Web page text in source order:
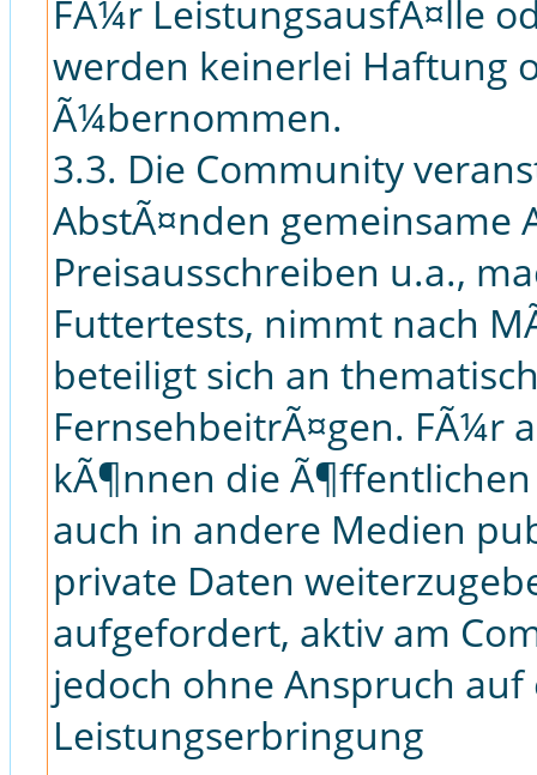
FÃ¼r LeistungsausfÃ¤lle
werden keinerlei Haftung
Ã¼bernommen.
3.3. Die Community
AbstÃ¤nden gemeinsame
Preisausschreiben u.a.,
Futtertests, nimmt nach
beteiligt sich an
FernsehbeitrÃ¤gen. FÃ¼r
kÃ¶nnen die
auch in andere Medien
private Daten
aufgefordert, aktiv am
jedoch ohne Anspruch
Leistungserbringung